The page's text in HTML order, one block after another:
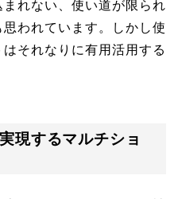
れない、使い道が限られ
われています。しかし使
それなりに有用活用する
現するマルチショ